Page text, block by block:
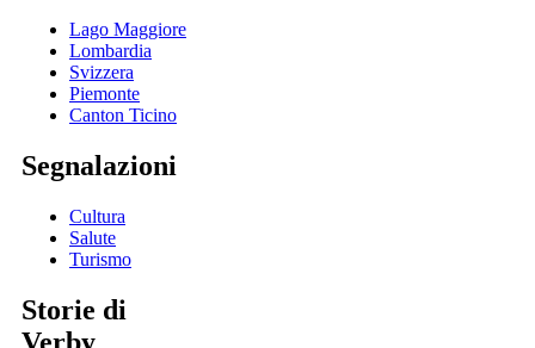
Lago Maggiore
Lombardia
Svizzera
Piemonte
Canton Ticino
Segnalazioni
Cultura
Salute
Turismo
Storie di